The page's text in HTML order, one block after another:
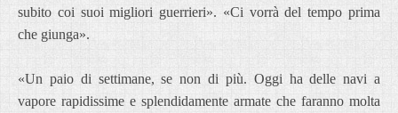
subito coi suoi migliori guerrieri». «Ci vorrà del tempo prima
che giunga».
«Un paio di settimane, se non di più. Oggi ha delle navi a
vapore rapidissime e splendidamente armate che faranno molta